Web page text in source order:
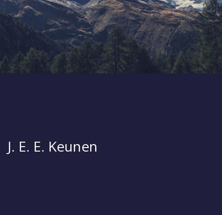
J. E. E. Keunen